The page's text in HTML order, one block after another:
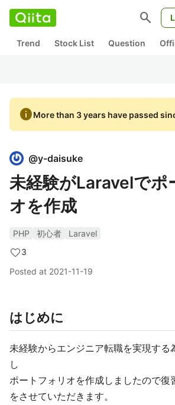
search
Trend Stock List Question
infoMore than 3 years have passed
@y-daisuke
未経験がLaravelでポ
オを作成
PHP 初心者
Laravel
3
Posted at 2021-11-19
はじめに
未経験からエンジニア転職を実現する
し
ポートフォリオを作成しましたので復
をさせていただきます。